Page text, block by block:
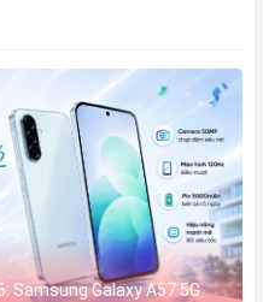
Samsung Galaxy A57 5G